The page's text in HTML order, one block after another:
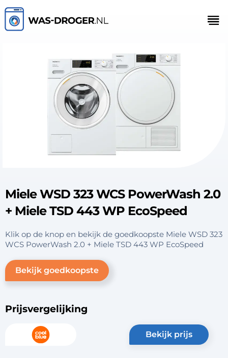
Miele WSD 323 WCS PowerWash 2.0
+ Miele TSD 443 WP EcoSpeed
Klik op de knop en bekijk de goedkoopste Miele WSD 323
WCS PowerWash 2.0 + Miele TSD 443 WP EcoSpeed
Bekijk goedkoopste
Prijsvergelijking
bekijk prijs